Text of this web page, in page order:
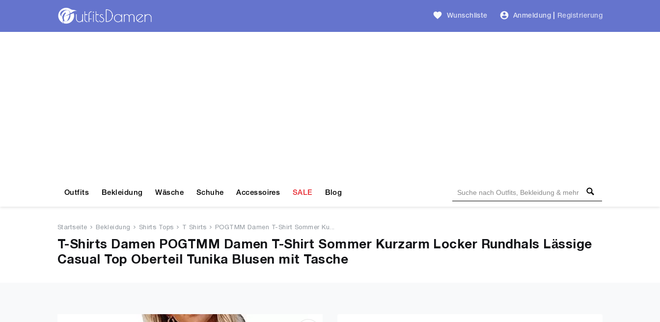
Wunschliste Anmeldung Registrierung
Outfits Bekleidung Wäsche Schuhe Accessoires SALE Blog
Startseite Bekleidung Shirts Tops T Shirts POGTMM Damen T-Shirt Sommer Ku...
T-Shirts Damen POGTMM Damen T-Shirt Sommer Kurzarm Locker Rundhals Lässige
Casual Top Oberteil Tunika Blusen mit Tasche